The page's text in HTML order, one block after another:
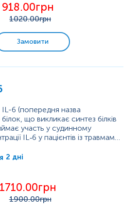
918.00грн
1020.00грн
Замовити
6 (попередня назва
що викликає синтез білків
участь у судинному
IL‑6 у пацієнтів із травмами
чи маркером
не тільки щодо В-клітин, але і
стовбурових клітин,
мозку. Вироблення...
2 дні
1710.00грн
1900.00грн